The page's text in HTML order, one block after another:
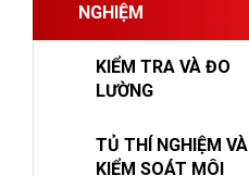
NGHIỆM
KIỂM TRA VÀ ĐO
LƯỜNG
TỦ THÍ NGHIỆM VÀ
KIỂM SOÁT MÔI